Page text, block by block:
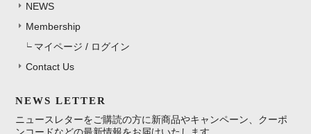
NEWS
Membership
マイページ / ログイン
Contact Us
NEWS LETTER
ニュースレターをご購読の方に新商品やキャンペーン、クーポ